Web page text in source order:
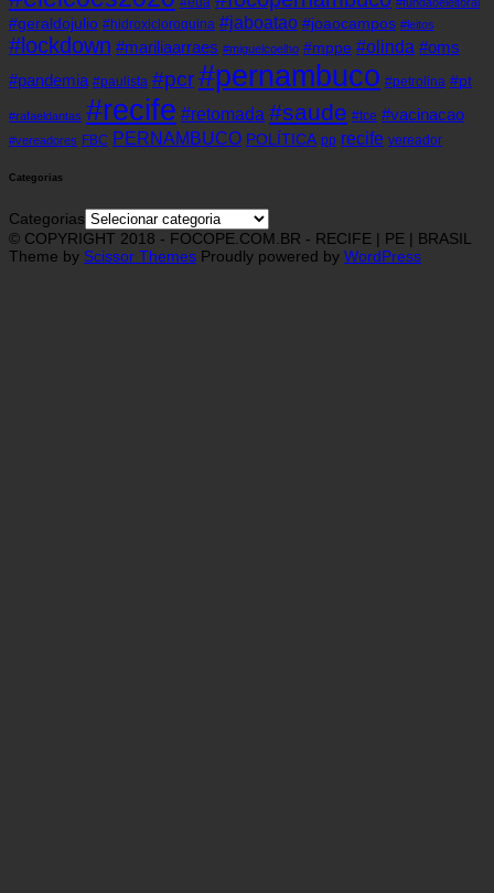
#geraldojulio #hidroxicloroquina #jaboatao #joaocampos #leitos
#lockdown #mariliaarraes #miguelcoelho #mppe #olinda #oms
#pandemia #paulista #pcr#pernambuco #petrolina #pt
#rafaeldantas #recife #retomada #saude #tce #vacinacao
#vereadores FBC PERNAMBUCO POLÍTICA pp recife vereador
Categorias
Categorias
© COPYRIGHT 2018 - FOCOPE.COM.BR - RECIFE | PE | BRASIL
Theme by Scissor Themes Proudly powered by WordPress